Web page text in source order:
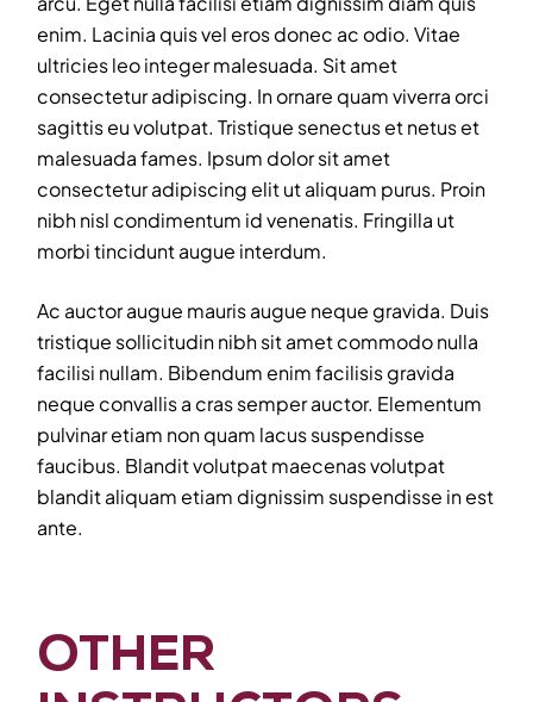
enim. Lacinia quis vel eros donec ac odio. Vitae
ultricies leo integer malesuada. Sit amet
consectetur adipiscing. In ornare quam viverra orci
sagittis eu volutpat. Tristique senectus et netus et
malesuada fames. Ipsum dolor sit amet
consectetur adipiscing elit ut aliquam purus. Proin
nibh nisl condimentum id venenatis. Fringilla ut
morbi tincidunt augue interdum.
Ac auctor augue mauris augue neque gravida. Duis
tristique sollicitudin nibh sit amet commodo nulla
facilisi nullam. Bibendum enim facilisis gravida
neque convallis a cras semper auctor. Elementum
pulvinar etiam non quam lacus suspendisse
faucibus. Blandit volutpat maecenas volutpat
blandit aliquam etiam dignissim suspendisse in est
ante.
OTHER